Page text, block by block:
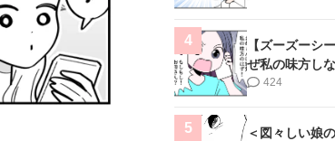
4
【ズーズーシ
ぜ私の味方し
第17話＞#4コ
424
5
＜図々しい娘